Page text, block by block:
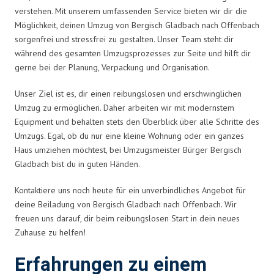
verstehen. Mit unserem umfassenden Service bieten wir dir die
Möglichkeit, deinen Umzug von Bergisch Gladbach nach Offenbach
sorgenfrei und stressfrei zu gestalten. Unser Team steht dir
während des gesamten Umzugsprozesses zur Seite und hilft dir
gerne bei der Planung, Verpackung und Organisation.
Unser Ziel ist es, dir einen reibungslosen und erschwinglichen
Umzug zu ermöglichen. Daher arbeiten wir mit modernstem
Equipment und behalten stets den Überblick über alle Schritte des
Umzugs. Egal, ob du nur eine kleine Wohnung oder ein ganzes
Haus umziehen möchtest, bei Umzugsmeister Bürger Bergisch
Gladbach bist du in guten Händen.
Kontaktiere uns noch heute für ein unverbindliches Angebot für
deine Beiladung von Bergisch Gladbach nach Offenbach. Wir
freuen uns darauf, dir beim reibungslosen Start in dein neues
Zuhause zu helfen!
Erfahrungen zu einem